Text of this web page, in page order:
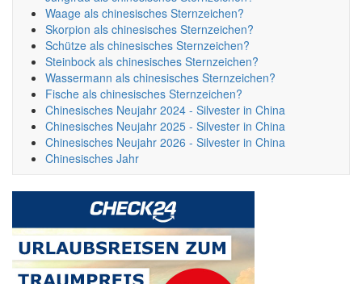
Waage als chinesisches Sternzeichen?
Skorpion als chinesisches Sternzeichen?
Schütze als chinesisches Sternzeichen?
Steinbock als chinesisches Sternzeichen?
Wassermann als chinesisches Sternzeichen?
Fische als chinesisches Sternzeichen?
Chinesisches Neujahr 2024 - Silvester in China
Chinesisches Neujahr 2025 - Silvester in China
Chinesisches Neujahr 2026 - Silvester in China
Chinesisches Jahr